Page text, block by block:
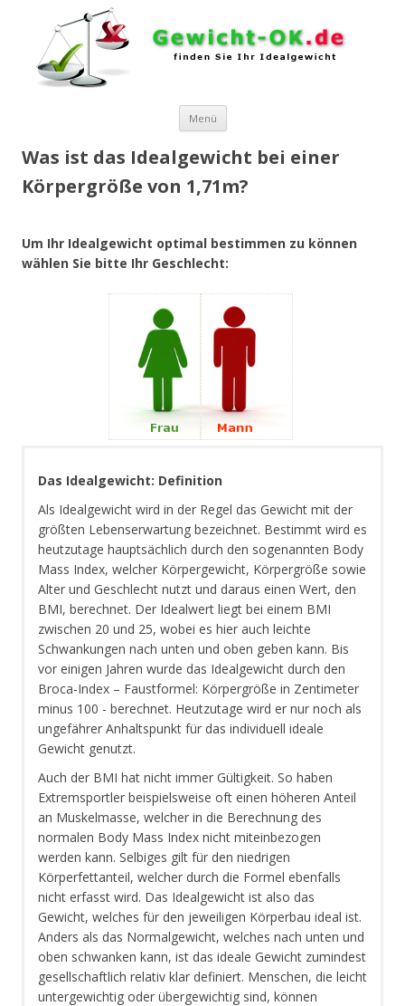
Menü Zum Inhalt springen
Was ist das Idealgewicht bei einer
Körpergröße von 1,71m?
Um Ihr Idealgewicht optimal bestimmen zu können
wählen Sie bitte Ihr Geschlecht:
Das Idealgewicht: Definition
Als Idealgewicht wird in der Regel das Gewicht mit der
größten Lebenserwartung bezeichnet. Bestimmt wird es
heutzutage hauptsächlich durch den sogenannten Body
Mass Index, welcher Körpergewicht, Körpergröße sowie
Alter und Geschlecht nutzt und daraus einen Wert, den
BMI, berechnet. Der Idealwert liegt bei einem BMI
zwischen 20 und 25, wobei es hier auch leichte
Schwankungen nach unten und oben geben kann. Bis
vor einigen Jahren wurde das Idealgewicht durch den
Broca-Index – Faustformel: Körpergröße in Zentimeter
minus 100 - berechnet. Heutzutage wird er nur noch als
ungefährer Anhaltspunkt für das individuell ideale
Gewicht genutzt.
Auch der BMI hat nicht immer Gültigkeit. So haben
Extremsportler beispielsweise oft einen höheren Anteil
an Muskelmasse, welcher in die Berechnung des
normalen Body Mass Index nicht miteinbezogen
werden kann. Selbiges gilt für den niedrigen
Körperfettanteil, welcher durch die Formel ebenfalls
nicht erfasst wird. Das Idealgewicht ist also das
Gewicht, welches für den jeweiligen Körperbau ideal ist.
Anders als das Normalgewicht, welches nach unten und
oben schwanken kann, ist das ideale Gewicht zumindest
gesellschaftlich relativ klar definiert. Menschen, die leicht
untergewichtig oder übergewichtig sind, können